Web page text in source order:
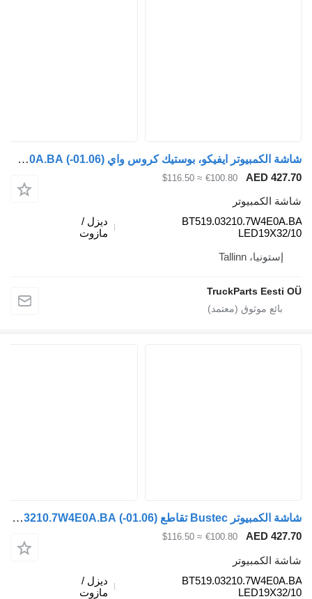
شاشة الكمبيوتر ايفيكو، بوستيك كروس واي (01.06-) BT519.03210.7W4E0A.BA لـ الباصات Irisbus Arway, Crossway, Crealis, Magelys, Proway, Daily Tourys (2006-)
€100.80
≈ $116.50
TruckParts
شاشة الكمبيوتر Bustec تقاطع (01.06-) BT519.03210.7W4E0A.BA لـ الباصات Irisbus Arway, Crossway, Crealis, Magelys, Proway, Daily Tourys (2006-)
€100.80
≈ $116.50